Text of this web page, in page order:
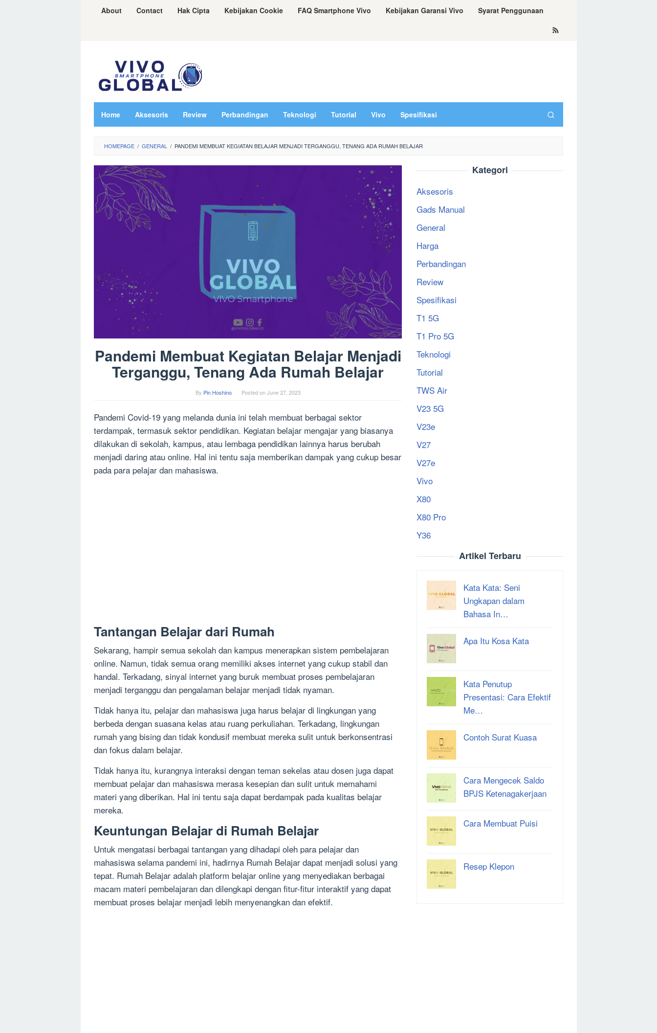
About Contact Hak Cipta Kebijakan Cookie FAQ Smartphone Vivo Kebijakan Garansi Vivo Syarat Penggunaan
Home Aksesoris Review Perbandingan Teknologi Tutorial Vivo Spesifikasi
HOMEPAGE / GENERAL / PANDEMI MEMBUAT KEGIATAN BELAJAR MENJADI TERGANGGU, TENANG ADA RUMAH BELAJAR
Pandemi Membuat Kegiatan Belajar Menjadi
Terganggu, Tenang Ada Rumah Belajar
By Pin Hoshino Posted onJune 27, 2023
Pandemi Covid-19 yang melanda dunia ini telah membuat berbagai sektor
terdampak, termasuk sektor pendidikan. Kegiatan belajar mengajar yang biasanya
dilakukan di sekolah, kampus, atau lembaga pendidikan lainnya harus berubah
menjadi daring atau online. Hal ini tentu saja memberikan dampak yang cukup besar
pada para pelajar dan mahasiswa.
Tantangan Belajar dari Rumah
Sekarang, hampir semua sekolah dan kampus menerapkan sistem pembelajaran
online. Namun, tidak semua orang memiliki akses internet yang cukup stabil dan
handal. Terkadang, sinyal internet yang buruk membuat proses pembelajaran
menjadi terganggu dan pengalaman belajar menjadi tidak nyaman.
Tidak hanya itu, pelajar dan mahasiswa juga harus belajar di lingkungan yang
berbeda dengan suasana kelas atau ruang perkuliahan. Terkadang, lingkungan
rumah yang bising dan tidak kondusif membuat mereka sulit untuk berkonsentrasi
dan fokus dalam belajar.
Tidak hanya itu, kurangnya interaksi dengan teman sekelas atau dosen juga dapat
membuat pelajar dan mahasiswa merasa kesepian dan sulit untuk memahami
materi yang diberikan. Hal ini tentu saja dapat berdampak pada kualitas belajar
mereka.
Keuntungan Belajar di Rumah Belajar
Untuk mengatasi berbagai tantangan yang dihadapi oleh para pelajar dan
mahasiswa selama pandemi ini, hadirnya Rumah Belajar dapat menjadi solusi yang
tepat. Rumah Belajar adalah platform belajar online yang menyediakan berbagai
macam materi pembelajaran dan dilengkapi dengan fitur-fitur interaktif yang dapat
membuat proses belajar menjadi lebih menyenangkan dan efektif.
Kategori
Aksesoris
Gads Manual
General
Harga
Perbandingan
Review
Spesifikasi
T1 5G
T1 Pro 5G
Teknologi
Tutorial
TWS Air
V23 5G
V23e
V27
V27e
Vivo
X80
X80 Pro
Y36
Artikel Terbaru
Kata Kata: Seni
Ungkapan dalam
Bahasa In…
Apa Itu Kosa Kata
Kata Penutup
Presentasi: Cara Efektif
Me…
Contoh Surat Kuasa
Cara Mengecek Saldo
BPJS Ketenagakerjaan
Cara Membuat Puisi
Resep Klepon